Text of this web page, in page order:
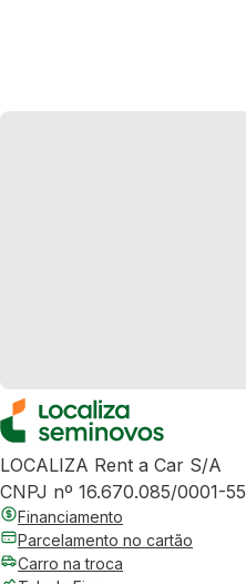
LOCALIZA Rent a Car S/A
CNPJ nº 16.670.085/0001-55
Financiamento
Parcelamento no cartão
Carro na troca